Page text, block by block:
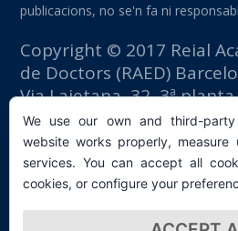
publicacions, no se'n fa ni
Copyright © 2017 Reial
de Doctors (RAED)
Via Laietana, 32, 3ª planta
Edifici Foment del Treball
08003 Barcelona (España)
tlf: +34 93 667 40 54
secretaria@raed.academy
Contacte i subscripció a la
We use our own and third-
website works properly, measure
services. You can accept all
cookies, or configure your